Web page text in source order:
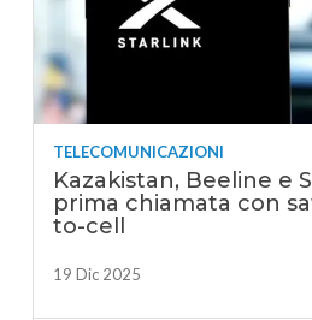
TELECOMUNICAZIONI
Kazakistan, Beeline e
prima chiamata con
to-cell
19 Dic 2025